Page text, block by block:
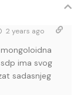
2 years ago
ima svog
sadasnjeg